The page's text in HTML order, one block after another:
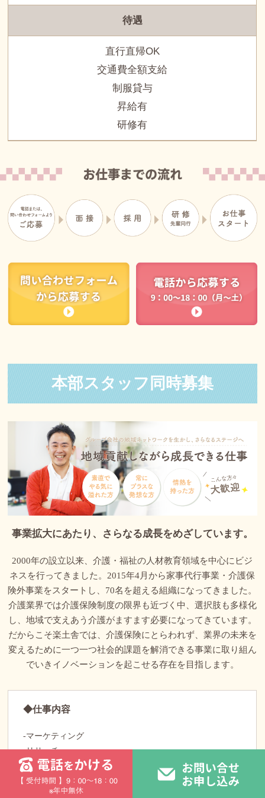
待遇
直行直帰OK
交通費全額支給
制服貸与
昇給有
研修有
本部スタッフ同時募集
事業拡大にあたり、さらなる成長をめざしています。
2000年の設立以来、介護・福祉の人材教育領域を中心にビジ
ネスを行ってきました。2015年4月から家事代行事業・介護保
険外事業をスタートし、70名を超える組織になってきました。
介護業界では介護保険制度の限界も近づく中、選択肢も多様化
し、地域で支えあう介護がますます必要になってきています。
だからこそ楽土舎では、介護保険にとらわれず、業界の未来を
変えるために一つ一つ社会的課題を解消できる事業に取り組ん
でいきイノベーションを起こせる存在を目指します。
◆仕事内容
-マーケティング
-リサーチ
-戦略立案
-事業計画
-ビジネスモデル確立